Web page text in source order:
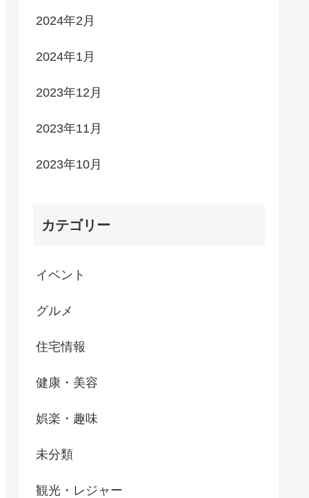
2024年2月
2024年1月
2023年12月
2023年11月
2023年10月
カテゴリー
イベント
グルメ
住宅情報
健康・美容
娯楽・趣味
未分類
観光・レジャー